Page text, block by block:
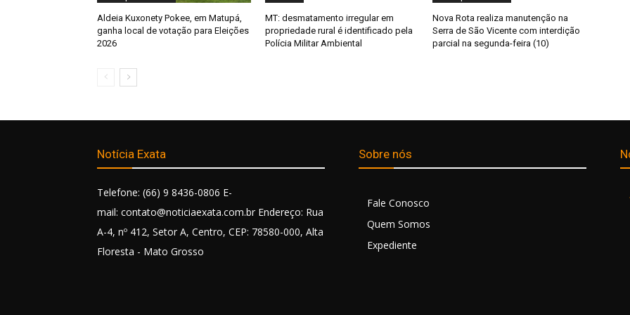
Aldeia Kuxonety Pokee, em Matupá,
ganha local de votação para Eleições
2026
MT: desmatamento irregular em
propriedade rural é identificado pela
Polícia Militar Ambiental
Nova Rota realiza manutenção na
Serra de São Vicente com interdição
parcial na segunda-feira (10)
Notícia Exata
Telefone: (66) 9 8436-0806 E-
mail: contato@noticiaexata.com.br Endereço: Rua
A-4, nº 412, Setor A, Centro, CEP: 78580-000, Alta
Floresta - Mato Grosso
Sobre nós
Fale Conosco
Quem Somos
Expediente